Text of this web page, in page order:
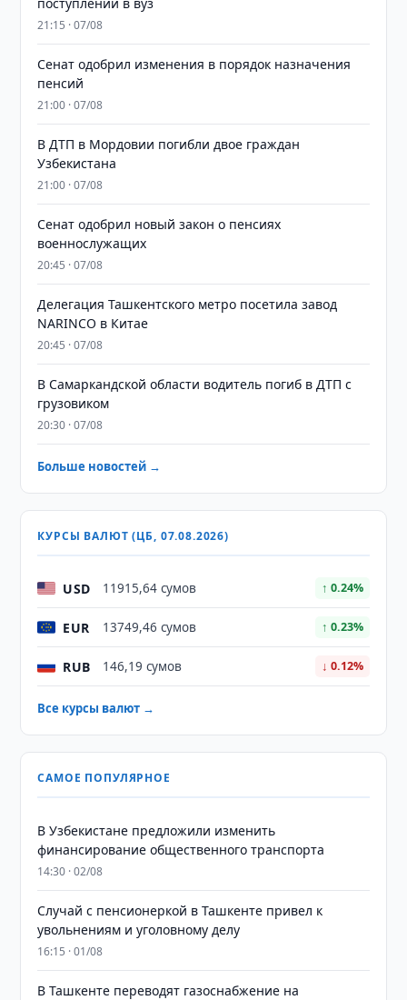
21:15 · 07/08
Сенат одобрил изменения в порядок назначения
пенсий
21:00 · 07/08
В ДТП в Мордовии погибли двое граждан
Узбекистана
21:00 · 07/08
Сенат одобрил новый закон о пенсиях
военнослужащих
20:45 · 07/08
Делегация Ташкентского метро посетила завод
NARINCO в Китае
20:45 · 07/08
В Самаркандской области водитель погиб в ДТП с
грузовиком
20:30 · 07/08
Больше новостей →
КУРСЫ ВАЛЮТ (ЦБ, 07.08.2026)
USD 11915,64 сумов ↑ 0.24%
EUR 13749,46 сумов ↑ 0.23%
RUB 146,19 сумов ↓ 0.12%
Все курсы валют →
САМОЕ ПОПУЛЯРНОЕ
В Узбекистане предложили изменить
финансирование общественного транспорта
14:30 · 02/08
Случай с пенсионеркой в Ташкенте привел к
увольнениям и уголовному делу
16:15 · 01/08
В Ташкенте переводят газоснабжение на